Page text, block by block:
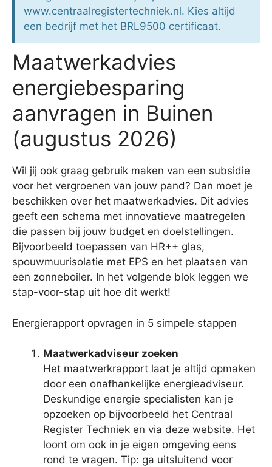
www.centraalregistertechniek.nl. Kies altijd
een bedrijf met het BRL9500 certificaat.
Maatwerkadvies
energiebesparing
aanvragen in Buinen
(augustus 2026)
Wil jij ook graag gebruik maken van een subsidie
voor het vergroenen van jouw pand? Dan moet je
beschikken over het maatwerkadvies. Dit advies
geeft een schema met innovatieve maatregelen
die passen bij jouw budget en doelstellingen.
Bijvoorbeeld toepassen van HR++ glas,
spouwmuurisolatie met EPS en het plaatsen van
een zonneboiler. In het volgende blok leggen we
stap-voor-stap uit hoe dit werkt!
Energierapport opvragen in 5 simpele stappen
Maatwerkadviseur zoeken
Het maatwerkrapport laat je altijd opmaken
door een onafhankelijke energieadviseur.
Deskundige energie specialisten kan je
opzoeken op bijvoorbeeld het Centraal
Register Techniek en via deze website. Het
loont om ook in je eigen omgeving eens
rond te vragen. Tip: ga uitsluitend voor